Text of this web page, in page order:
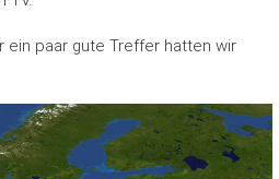
ein paar gute Treffer hatten wir